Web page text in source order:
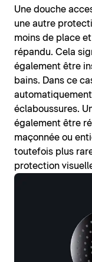
Une douche
une autre
moins de place
répandu. Cela
également être
bains. Dans ce
éclaboussures.
également être
maçonnée ou
toutefois plus
protection